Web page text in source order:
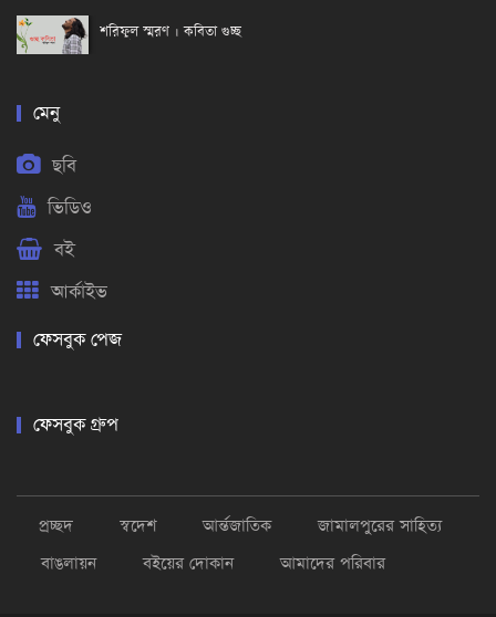
শরিফুল স্মরণ । কবিতা গুচ্ছ
মেনু
ছবি
ভিডিও
বই
আর্কাইভ
ফেসবুক পেজ
ফেসবুক গ্রুপ
প্রচ্ছদ স্বদেশ আর্ন্তজাতিক
জামালপুরের সাহিত্য
বাঙলায়ন
বইয়ের দোকান আমাদের পরিবার